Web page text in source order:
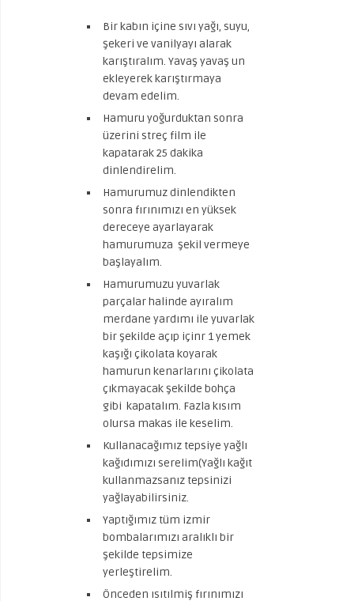
Bir kabın içine sıvı yağı, suyu,
şekeri ve vanilyayı alarak
karıştıralım. Yavaş yavaş un
ekleyerek karıştırmaya
devam edelim.
Hamuru yoğurduktan sonra
üzerini streç film ile
kapatarak 25 dakika
dinlendirelim.
Hamurumuz dinlendikten
sonra fırınımızı en yüksek
dereceye ayarlayarak
hamurumuza şekil vermeye
başlayalım.
Hamurumuzu yuvarlak
parçalar halinde ayıralım
merdane yardımı ile yuvarlak
bir şekilde açıp içinr 1 yemek
kaşığı çikolata koyarak
hamurun kenarlarını çikolata
çıkmayacak şekilde bohça
gibi kapatalım. Fazla kısım
olursa makas ile keselim.
Kullanacağımız tepsiye yağlı
kağıdımızı serelim(Yağlı kağıt
kullanmazsanız tepsinizi
yağlayabilirsiniz.
Yaptığımız tüm izmir
bombalarımızı aralıklı bir
şekilde tepsimize
yerleştirelim.
Önceden ısıtılmiş fırınımızı